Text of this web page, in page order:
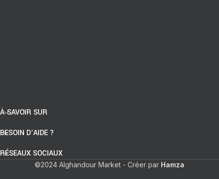
À SAVOIR SUR
BESOIN D’AIDE ?
RÉSEAUX SOCIAUX
©2024 Alghandour Market - Créer par Hamza